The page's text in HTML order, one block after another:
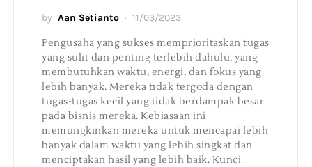
by Aan Setianto 11/03/2023
Pengusaha yang sukses memprioritaskan tugas
yang sulit dan penting terlebih dahulu, yang
membutuhkan waktu, energi, dan fokus yang
lebih banyak. Mereka tidak tergoda dengan
tugas-tugas kecil yang tidak berdampak besar
pada bisnis mereka. Kebiasaan ini
memungkinkan mereka untuk mencapai lebih
banyak dalam waktu yang lebih singkat dan
menciptakan hasil yang lebih baik. Kunci